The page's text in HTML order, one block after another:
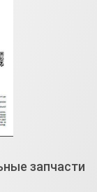
запчасти